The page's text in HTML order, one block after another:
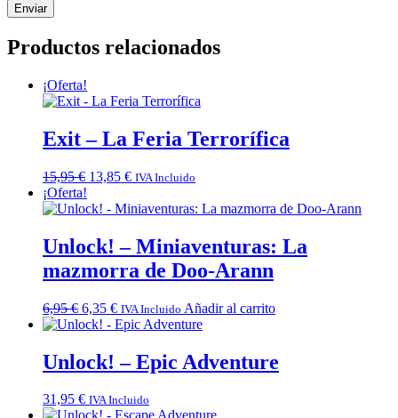
Productos relacionados
¡Oferta!
Exit – La Feria Terrorífica
15,95€ El
original
15,95 €.
13,85 €El
actual
13,85 €.
IVA Incluido
¡Oferta!
Unlock! – Miniaventuras: La
mazmorra de Doo-Arann
6,95€ El
precio
era:
6,95 €.
6,35 €El
precio
6,35 €.
IVA Incluido Añadir al carrito
Unlock! – Epic Adventure
31,95 € IVA Incluido